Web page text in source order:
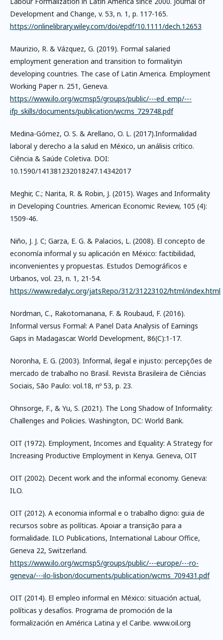
Development and Change, v. 53, n. 1, p. 117-165.
https://onlinelibrary.wiley.com/doi/epdf/10.1111/dech.12653
Maurizio, R. & Vázquez, G. (2019). Formal salaried
employment generation and transition to formalityin
developing countries. The case of Latin America. Employment
Working Paper n. 251, Geneva.
https://www.ilo.org/wcmsp5/groups/public/---ed_emp/---
ifp_skills/documents/publication/wcms_729748.pdf
Medina-Gómez, O. S. & Arellano, O. L. (2017).Informalidad
laboral y derecho a la salud en México, un análisis crítico.
Ciência & Saúde Coletiva. DOI:
10.1590/141381232018247.14342017
Meghir, C.; Narita, R. & Robin, J. (2015). Wages and Informality
in Developing Countries. American Economic Review, 105 (4):
1509-46.
Niño, J. J. C; Garza, E. G. & Palacios, L. (2008). El concepto de
economía informal y su aplicación en México: factibilidad,
inconvenientes y propuestas. Estudos Demográficos e
Urbanos, vol. 23, n. 1, 21-54.
https://www.redalyc.org/jatsRepo/312/31223102/html/index.html
Nordman, C., Rakotomanana, F. & Roubaud, F. (2016).
Informal versus Formal: A Panel Data Analysis of Earnings
Gaps in Madagascar. World Development, 86(C):1-17.
Noronha, E. G. (2003). Informal, ilegal e injusto: percepções de
mercado de trabalho no Brasil. Revista Brasileira de Ciências
Sociais, São Paulo: vol.18, nº 53, p. 23.
Ohnsorge, F., & Yu, S. (2021). The Long Shadow of Informality:
Challenges and Policies. Washington, DC: World Bank.
OIT (1972). Employment, Incomes and Equality: A Strategy for
Increasing Productive Employment in Kenya. Geneva, OIT
OIT (2002). Decent work and the informal economy. Geneva:
ILO.
OIT (2012). A economia informal e o trabalho digno: guia de
recursos sobre as políticas. Apoiar a transição para a
formalidade. ILO Publications, International Labour Office,
Geneva 22, Switzerland.
https://www.ilo.org/wcmsp5/groups/public/---europe/---ro-
geneva/---ilo-lisbon/documents/publication/wcms_709431.pdf
OIT (2014). El empleo informal en México: situación actual,
políticas y desafíos. Programa de promoción de la
formalización en América Latina y el Caribe. www.oil.org